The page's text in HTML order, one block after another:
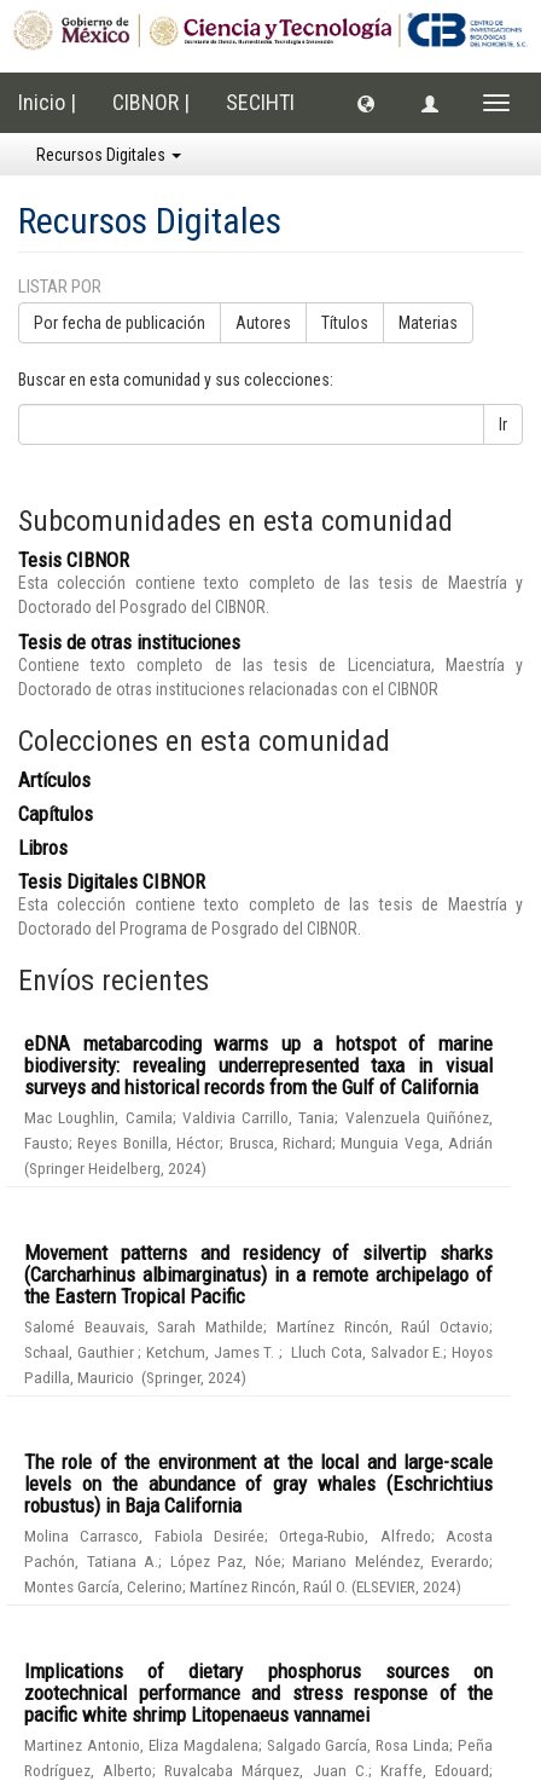
Inicio | CIBNOR | SECIHTI
Recursos Digitales
Recursos Digitales
LISTAR POR
Por fecha de publicación Autores Títulos Materias
Buscar en esta comunidad y sus colecciones:
Ir
Subcomunidades en esta comunidad
Tesis CIBNOR
Esta colección contiene texto completo de las tesis de Maestría y
Doctorado del Posgrado del CIBNOR.
Tesis de otras instituciones
Contiene texto completo de las tesis de Licenciatura, Maestría y
Doctorado de otras instituciones relacionadas con el CIBNOR
Colecciones en esta comunidad
Artículos
Capítulos
Libros
Tesis Digitales CIBNOR
Esta colección contiene texto completo de las tesis de Maestría y
Doctorado del Programa de Posgrado del CIBNOR.
Envíos recientes
eDNA metabarcoding warms up a hotspot of marine
biodiversity: revealing underrepresented taxa in visual
surveys and historical records from the Gulf of California
Mac Loughlin, Camila; Valdivia Carrillo, Tania; Valenzuela Quiñónez,
Fausto;Reyes Bonilla, Héctor; Brusca, Richard;Munguia Vega, Adrián
(Springer Heidelberg 2024)
Movement patterns and residency of silvertip sharks
(Carcharhinus albimarginatus) in a remote archipelago of
the Eastern Tropical Pacific
Salomé Beauvais, Sarah Mathilde; Martínez Rincón, Raúl Octavio;
Schaal, Gauthier;Ketchum, James T.; Lluch Cota, Salvador E.;Hoyos
Padilla, Mauricio (Springer, 2024)
The role of the environment at the local and large-scale
levels on the abundance of gray whales (Eschrichtius
robustus) in Baja California
Molina Carrasco, Fabiola Desirée;Ortega-Rubio, Alfredo; Acosta
Pachón, Tatiana A. ; López Paz, Nóe; Mariano Meléndez, Everardo;
Montes García, Celerino; Martínez Rincón, Raúl O. (ELSEVIER 2024)
Implications of dietary phosphorus sources on
zootechnical performance and stress response of the
pacific white shrimp Litopenaeus vannamei
Martinez Antonio, Eliza Magdalena; Salgado García, Rosa Linda; Peña
Rodríguez, Alberto;Ruvalcaba Márquez, Juan C. ; Kraffe, Edouard;